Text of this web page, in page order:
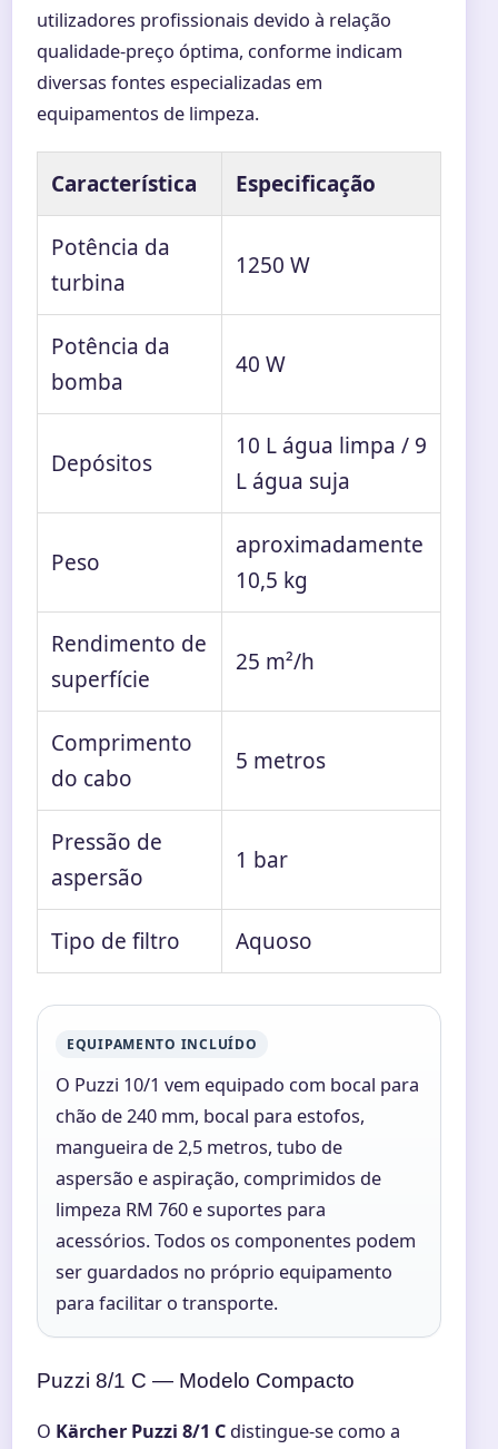
utilizadores profissionais devido à relação
qualidade-preço óptima, conforme indicam
diversas fontes especializadas em
equipamentos de limpeza.
Característica Especificação
Potência da
turbina
1250 W
Potência da
bomba
40 W
Depósitos
10 L água limpa / 9
L água suja
Peso
aproximadamente
10,5 kg
Rendimento de
superfície
25 m²/h
Comprimento
do cabo
5 metros
Pressão de
aspersão
1 bar
Tipo de filtro Aquoso
EQUIPAMENTO INCLUÍDO
O Puzzi 10/1 vem equipado com bocal para
chão de 240 mm, bocal para estofos,
mangueira de 2,5 metros, tubo de
aspersão e aspiração, comprimidos de
limpeza RM 760 e suportes para
acessórios. Todos os componentes podem
ser guardados no próprio equipamento
para facilitar o transporte.
Puzzi 8/1 C — Modelo Compacto
O Kärcher Puzzi 8/1 C distingue-se como a